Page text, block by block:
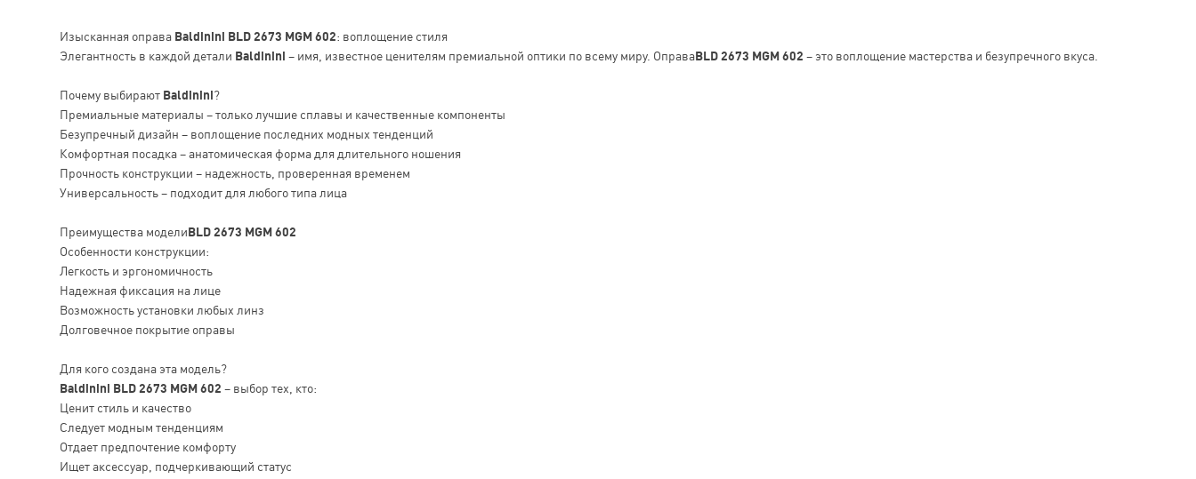
Изысканная оправа Baldinini BLD 2673 MGM 602: воплощение стиля
Элегантность в каждой детали Baldinini – имя, известное ценителям премиальной оптики по всему миру. ОправаBLD 2673 MGM 602 – это воплощение мастерства и безупречного вкуса.
Почему выбирают Baldinini?
Премиальные материалы – только лучшие сплавы и качественные компоненты
Безупречный дизайн – воплощение последних модных тенденций
Комфортная посадка – анатомическая форма для длительного ношения
Прочность конструкции – надежность, проверенная временем
Универсальность – подходит для любого типа лица
Преимущества моделиBLD 2673 MGM 602
Особенности конструкции:
Легкость и эргономичность
Надежная фиксация на лице
Возможность установки любых линз
Долговечное покрытие оправы
Для кого создана эта модель?
Baldinini BLD 2673 MGM 602 – выбор тех, кто:
Ценит стиль и качество
Следует модным тенденциям
Отдает предпочтение комфорту
Ищет аксессуар, подчеркивающий статус